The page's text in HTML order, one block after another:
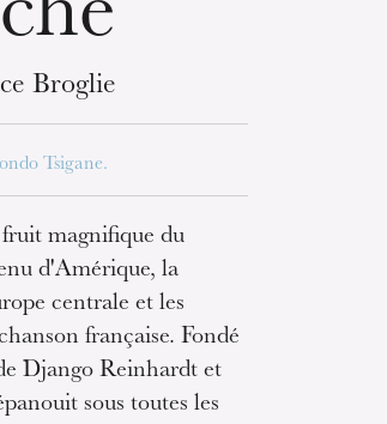
Broglie
Tsigane.
magnifique du
d'Amérique, la
centrale et les
française. Fondé
Django Reinhardt et
sous toutes les